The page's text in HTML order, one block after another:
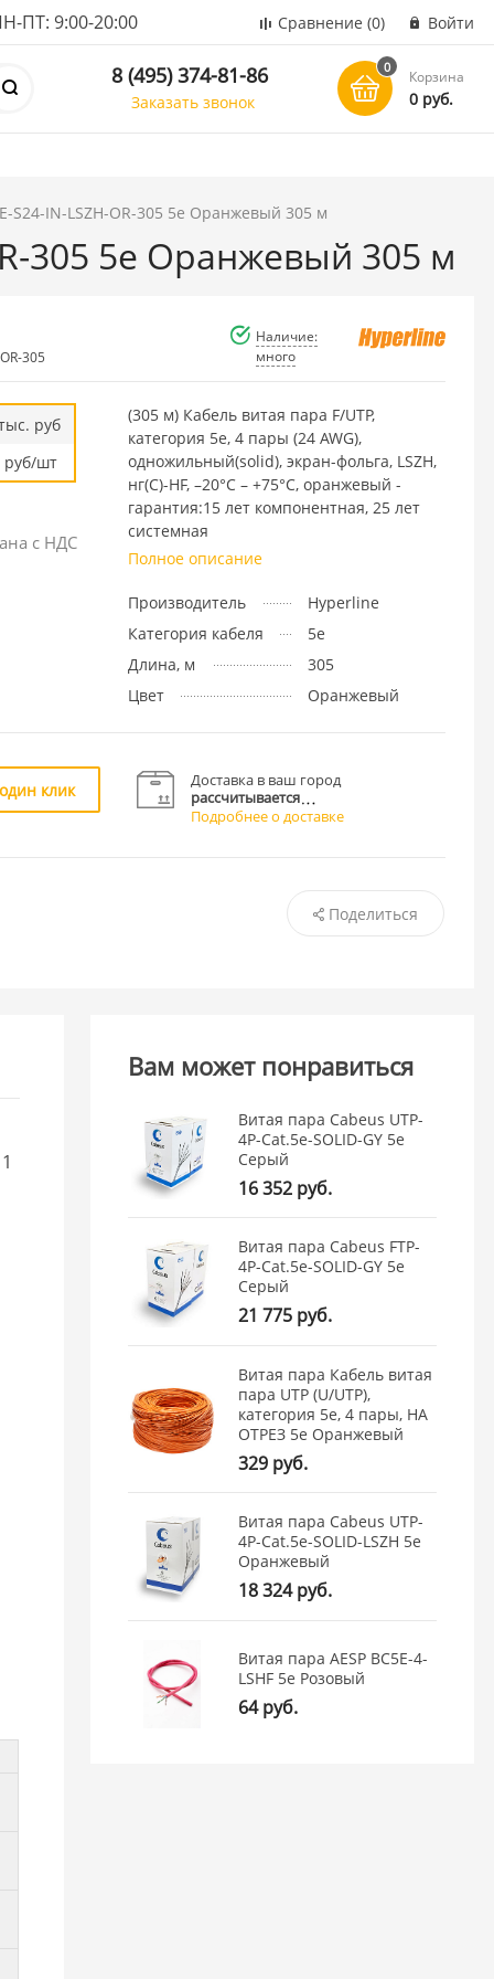
9:00-20:00 Сравнение (0) Войти
8 (495) 374-81-86
Заказать звонок
0
Корзина
0 руб.
S24-IN-LSZH-OR-305 5e Оранжевый 305 м
305 5e Оранжевый 305 м
305
Наличие:
много
руб
руб/шт
с НДС
(305 м) Кабель витая пара F/UTP,
категория 5e, 4 пары (24 AWG),
одножильный(solid), экран-фольга, LSZH,
нг(С)-HF, –20°C – +75°C, оранжевый -
гарантия:15 лет компонентная, 25 лет
системная
Полное описание
Производитель
Hyperline
Категория кабеля
5e
Длина, м
305
Цвет
Оранжевый
клик
Доставка в ваш город
рассчитывается
Подробнее о доставке
Поделиться
Вам может понравиться
Витая пара Cabeus UTP-
4P-Cat.5e-SOLID-GY 5e
Серый
16 352 руб.
Витая пара Cabeus FTP-
4P-Cat.5e-SOLID-GY 5e
Серый
21 775 руб.
Витая пара Кабель витая
пара UTP (U/UTP),
категория 5e, 4 пары, НА
ОТРЕЗ 5e Оранжевый
329 руб.
Витая пара Cabeus UTP-
4P-Cat.5e-SOLID-LSZH 5e
Оранжевый
18 324 руб.
Витая пара AESP BC5E-4-
LSHF 5e Розовый
64 руб.